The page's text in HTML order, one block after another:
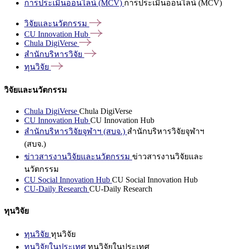
การประเมินออนไลน์ (MCV) การประเมินออนไลน์ (MCV)
วิจัยและนวัตกรรม
CU Innovation Hub
Chula DigiVerse
สำนักบริหารวิจัย
ทุนวิจัย
วิจัยและนวัตกรรม
Chula DigiVerse Chula DigiVerse
CU Innovation Hub CU Innovation Hub
สำนักบริหารวิจัยจุฬาฯ (สบจ.) สำนักบริหารวิจัยจุฬาฯ
(สบจ.)
ข่าวสารงานวิจัยและนวัตกรรม ข่าวสารงานวิจัยและ
นวัตกรรม
CU Social Innovation Hub CU Social Innovation Hub
CU-Daily Research CU-Daily Research
ทุนวิจัย
ทุนวิจัย ทุนวิจัย
ทุนวิจัยในประเทศ ทุนวิจัยในประเทศ